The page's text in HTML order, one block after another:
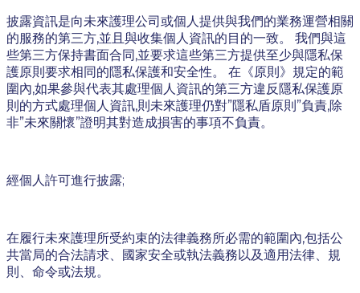
披露資訊是向未來護理公司或個人提供與我們的業務運營相關
的服務的第三方,並且與收集個人資訊的目的一致。 我們與這
些第三方保持書面合同,並要求這些第三方提供至少與隱私保
護原則要求相同的隱私保護和安全性。 在《原則》規定的範
圍內,如果參與代表其處理個人資訊的第三方違反隱私保護原
則的方式處理個人資訊,則未來護理仍對”隱私盾原則”負責,除
非”未來關懷”證明其對造成損害的事項不負責。
經個人許可進行披露;
在履行未來護理所受約束的法律義務所必需的範圍內,包括公
共當局的合法請求、國家安全或執法義務以及適用法律、規
則、命令或法規。